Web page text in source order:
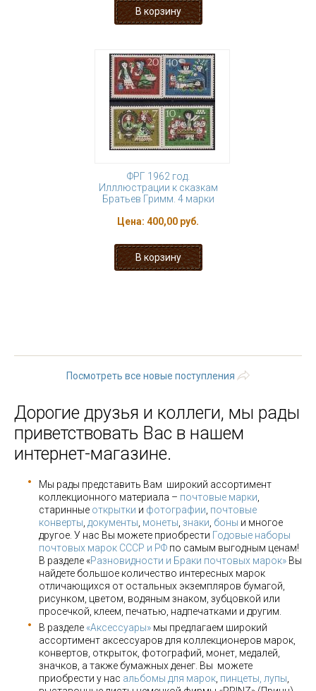
ФРГ 1962 год.
Илллюстрации к сказкам
Братьев Гримм. 4 марки
Цена: 400,00 руб.
Посмотреть все новые поступления
Дорогие друзья и коллеги, мы рады
приветствовать Вас в нашем
интернет-магазине.
Мы рады представить Вам широкий ассортимент
коллекционного материала – почтовые марки
старинные открытки и фотографии почтовые
конверты документы монеты знаки боны и многое
другое. У нас Вы можете приобрести Годовые наборы
почтовых марок СССР и РФ по самым выгодным ценам!
В разделе «Разновидности и Браки почтовых марок» Вы
найдете большое количество интересных марок
отличающихся от остальных экземпляров бумагой,
рисунком, цветом, водяным знаком, зубцовкой или
просечкой, клеем, печатью, надпечатками и другим.
В разделе «Аксессуары» мы предлагаем широкий
ассортимент аксессуаров для коллекционеров марок,
конвертов, открыток, фотографий, монет, медалей,
значков, а также бумажных денег. Вы можете
приобрести у нас альбомы для марок пинцеты, лупы